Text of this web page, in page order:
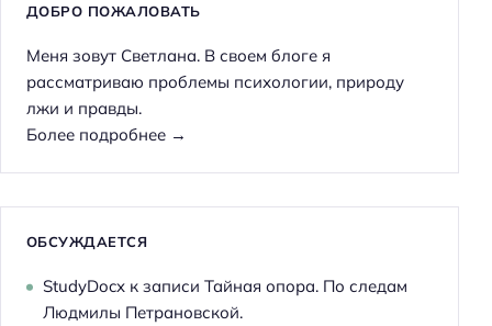
ДОБРО ПОЖАЛОВАТЬ
Меня зовут Светлана. В своем блоге я
рассматриваю проблемы психологии, природу
лжи и правды.
Более подробнее →
ОБСУЖДАЕТСЯ
StudyDocxк записи Тайная опора. По следам
Людмилы Петрановской.